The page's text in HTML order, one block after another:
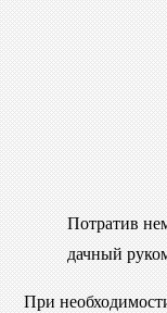
Потратив
дачный
При